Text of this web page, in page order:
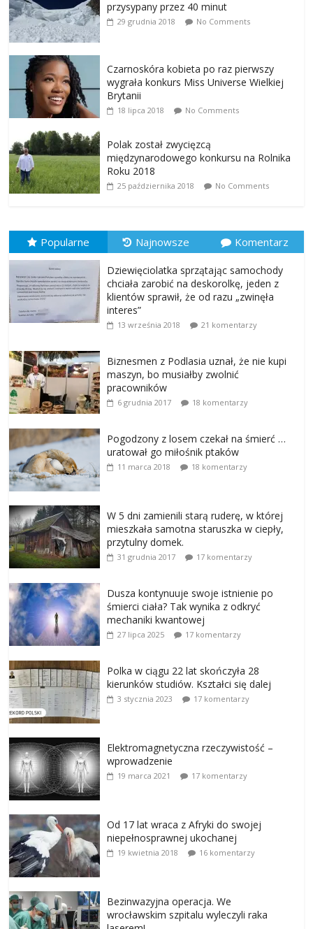
przysypany przez 40 minut
29 grudnia 2018 No Comments
Czarnoskóra kobieta po raz pierwszy
wygrała konkurs Miss Universe Wielkiej
Brytanii
18 lipca 2018 No Comments
Polak został zwycięzcą
międzynarodowego konkursu na Rolnika
Roku 2018
25 października 2018 No Comments
Popularne Najnowsze Komentarz
Dziewięciolatka sprzątając samochody
chciała zarobić na deskorolkę, jeden z
klientów sprawił, że od razu „zwinęła
interes”
13 września 2018 21 komentarzy
Biznesmen z Podlasia uznał, że nie kupi
maszyn, bo musiałby zwolnić
pracowników
6 grudnia 2017 18 komentarzy
Pogodzony z losem czekał na śmierć …
uratował go miłośnik ptaków
11 marca 2018 18 komentarzy
W 5 dni zamienili starą ruderę, w której
mieszkała samotna staruszka w ciepły,
przytulny domek.
31 grudnia 2017 17 komentarzy
Dusza kontynuuje swoje istnienie po
śmierci ciała? Tak wynika z odkryć
mechaniki kwantowej
27 lipca 2025 17 komentarzy
Polka w ciągu 22 lat skończyła 28
kierunków studiów. Kształci się dalej
3 stycznia 2023 17 komentarzy
Elektromagnetyczna rzeczywistość –
wprowadzenie
19 marca 2021 17 komentarzy
Od 17 lat wraca z Afryki do swojej
niepełnosprawnej ukochanej
19 kwietnia 2018 16 komentarzy
Bezinwazyjna operacja. We
wrocławskim szpitalu wyleczyli raka